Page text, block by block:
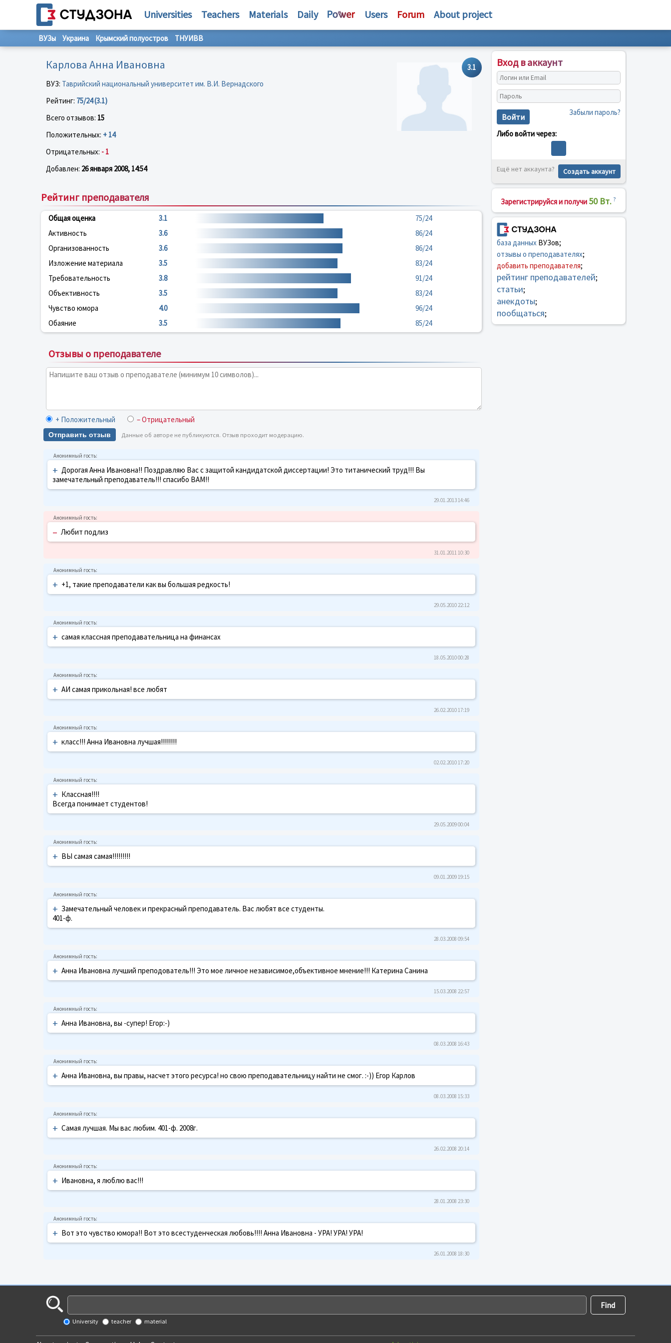
Universities Teachers Materials Daily Users Forum About project
ВУЗы Украина Крымский полуостров ТНУИВВ
3.1
Карлова Анна Ивановна
ВУЗ: Таврийский национальный университет им. В.И. Вернадского
Рейтинг: 75/24 (3.1)
Всего отзывов: 15
Положительных: + 14
Отрицательных: - 1
Добавлен: 26 января 2008, 14:54
Рейтинг преподавателя
Общая оценка 3.1
75/24
Активность
3.6
86/24
Организованность
3.6
86/24
Изложение материала
3.5
83/24
Требовательность
3.8
91/24
Объективность
3.5
83/24
Чувство юмора
4.0
96/24
Обаяние
3.5 85/24
Отзывы о преподавателе
+ Положительный – Отрицательный
Отправить отзыв Данные об авторе не публикуются. Отзыв проходит модерацию.
+ Дорогая Анна Ивановна!! Поздравляю Вас с защитой кандидатской диссертации! Это титанический труд!!! Вы
замечательный преподаватель!!! спасибо ВАМ!!
29.01.2013 14:46
– Любит подлиз
31.01.2011 10:30
+ +1, такие преподаватели как вы большая редкость!
29.05.2010 22:12
+ самая классная преподавательница на финансах
18.05.2010 00:28
+ АИ самая прикольная! все любят
26.02.2010 17:19
+ класс!!! Анна Ивановна лучшая!!!!!!!!
02.02.2010 17:20
+ Классная!!!!
Всегда понимает студентов!
29.05.2009 00:04
+ ВЫ самая самая!!!!!!!!!
09.01.2009 19:15
+ Замечательный человек и прекрасный преподаватель. Вас любят все студенты.
401-ф.
28.03.2008 09:54
+ Анна Ивановна лучший преподователь!!! Это мое личное независимое,объективное мнение!!! Катерина Санина
15.03.2008 22:57
+ Анна Ивановна, вы -супер! Егор:-)
08.03.2008 16:43
+ Анна Ивановна, вы правы, насчет этого ресурса! но свою преподавательницу найти не смог. :-)) Егор Карлов
08.03.2008 15:33
+ Самая лучшая. Мы вас любим. 401-ф. 2008г.
26.02.2008 20:14
+ Ивановна, я люблю вас!!!
28.01.2008 23:30
+ Вот это чувство юмора!! Вот это всестуденческая любовь!!!! Анна Ивановна - УРА! УРА! УРА!
26.01.2008 18:30
Вход в аккаунт
Войти Забыли пароль?
Либо войти через:
Ещё нет аккаунта? Создать аккаунт
Зарегистрируйся и получи 50 Вт. ?
база данныхВУЗов;
отзывы о преподавателях;
добавить преподавателя;
рейтинг преподавателей;
статьи;
анекдоты;
пообщаться;
University teacher material